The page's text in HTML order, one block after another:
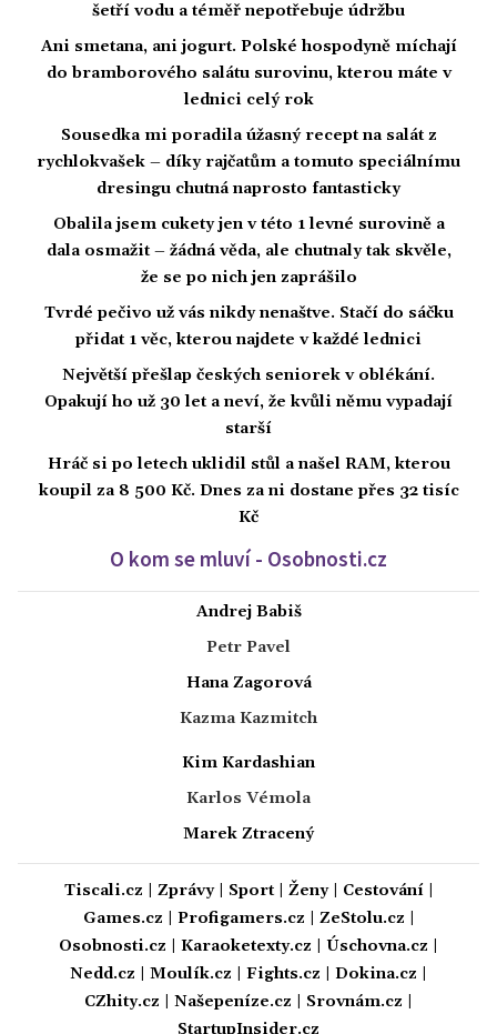
šetří vodu a téměř nepotřebuje údržbu
Ani smetana, ani jogurt. Polské hospodyně míchají
do bramborového salátu surovinu, kterou máte v
lednici celý rok
Sousedka mi poradila úžasný recept na salát z
rychlokvašek – díky rajčatům a tomuto speciálnímu
dresingu chutná naprosto fantasticky
Obalila jsem cukety jen v této 1 levné surovině a
dala osmažit – žádná věda, ale chutnaly tak skvěle,
že se po nich jen zaprášilo
Tvrdé pečivo už vás nikdy nenaštve. Stačí do sáčku
přidat 1 věc, kterou najdete v každé lednici
Největší přešlap českých seniorek v oblékání.
Opakují ho už 30 let a neví, že kvůli němu vypadají
starší
Hráč si po letech uklidil stůl a našel RAM, kterou
koupil za 8 500 Kč. Dnes za ni dostane přes 32 tisíc
Kč
O kom se mluví - Osobnosti.cz
Andrej Babiš
Petr Pavel
Hana Zagorová
Kazma Kazmitch
Kim Kardashian
Karlos Vémola
Marek Ztracený
Tiscali.cz Zprávy| Sport| Ženy| Cestování|
Games.cz
Profigamers.cz ZeStolu.cz
Osobnosti.cz
Karaoketexty.cz Úschovna.cz
Nedd.cz
Moulík.cz Fights.cz Dokina.cz
CZhity.cz
Našepeníze.cz Srovnám.cz
StartupInsider.cz